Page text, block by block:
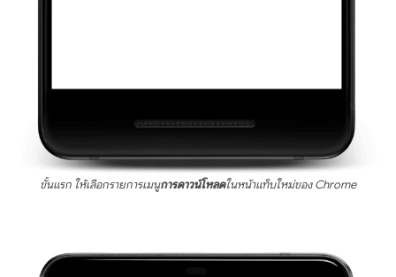
ขั้นแรก ให้เลือกรายการเมนูการดาวน์โหลดในหน้าแท็บใหม่ของ Chrome